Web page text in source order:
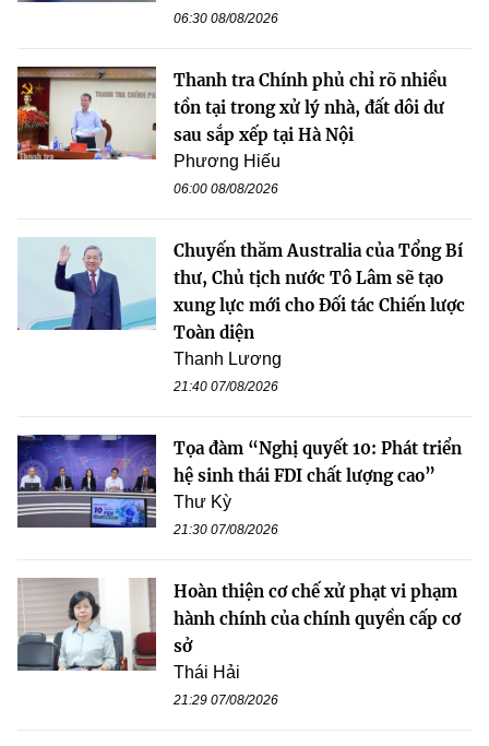
06:30 08/08/2026
Thanh tra Chính phủ chỉ rõ nhiều
tồn tại trong xử lý nhà, đất dôi dư
sau sắp xếp tại Hà Nội
Phương Hiếu
06:00 08/08/2026
Chuyến thăm Australia của Tổng Bí
thư, Chủ tịch nước Tô Lâm sẽ tạo
xung lực mới cho Đối tác Chiến lược
Toàn diện
Thanh Lương
21:40 07/08/2026
Tọa đàm “Nghị quyết 10: Phát triển
hệ sinh thái FDI chất lượng cao”
Thư Kỳ
21:30 07/08/2026
Hoàn thiện cơ chế xử phạt vi phạm
hành chính của chính quyền cấp cơ
sở
Thái Hải
21:29 07/08/2026